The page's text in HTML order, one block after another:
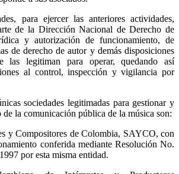
para ejercer las anteriores actividades,
de la Dirección Nacional de Derecho de
y autorización de funcionamiento, de
de derecho de autor y demás disposiciones
las legitiman para operar, quedando así
al control, inspección y vigilancia por
sociedades legitimadas para gestionar y
de la comunicación pública de la música son:
y Compositores de Colombia, SAYCO, con
conferida mediante Resolución No.
por esta misma entidad.